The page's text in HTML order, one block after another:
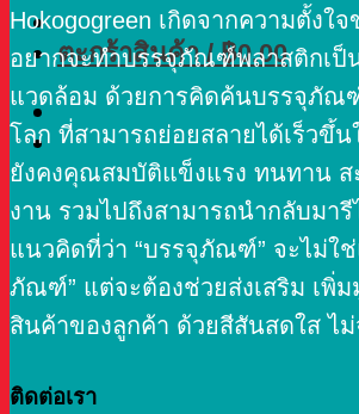
ตะกร้าสินค้า /฿0.00
Hokogogreen เกิดจากความตั้งใ
อยากจะทำบรรจุภัณฑ์พลาสติกเป็
แวดล้อม ด้วยการคิดค้นบรรจุภัณ
โลก ที่สามารถย่อยสลายได้เร็วขึ้
ยังคงคุณสมบัติแข็งแรง ทนทาน ส
งาน รวมไปถึงสามารถนำกลับมารี
แนวคิดที่ว่า “บรรจุภัณฑ์” จะไม่ใช่
ภัณฑ์” แต่จะต้องช่วยส่งเสริม เพิ่
สินค้าของลูกค้า ด้วยสีสันสดใส ไม่
ติดต่อเรา